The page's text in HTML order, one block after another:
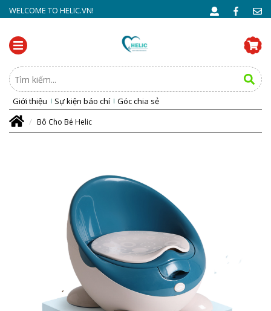
WELCOME TO HELIC.VN!
Giới thiệu Sự kiện báo chí Góc chia sẻ
Bô Cho Bé Helic